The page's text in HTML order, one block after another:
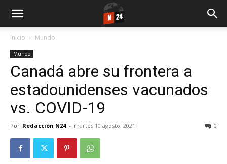
Inicio Mundo
Mundo
Canadá abre su frontera a
estadounidenses vacunados
vs. COVID-19
Por Redacción N24 - martes 10 agosto, 2021 0